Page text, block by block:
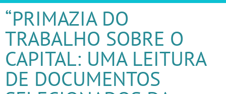
“PRIMAZIA DO
TRABALHO SOBRE O
CAPITAL: UMA LEITURA
DE DOCUMENTOS